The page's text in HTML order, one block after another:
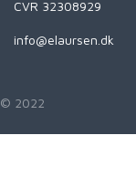
CVR 32308929
info@elaursen.dk
© 2022